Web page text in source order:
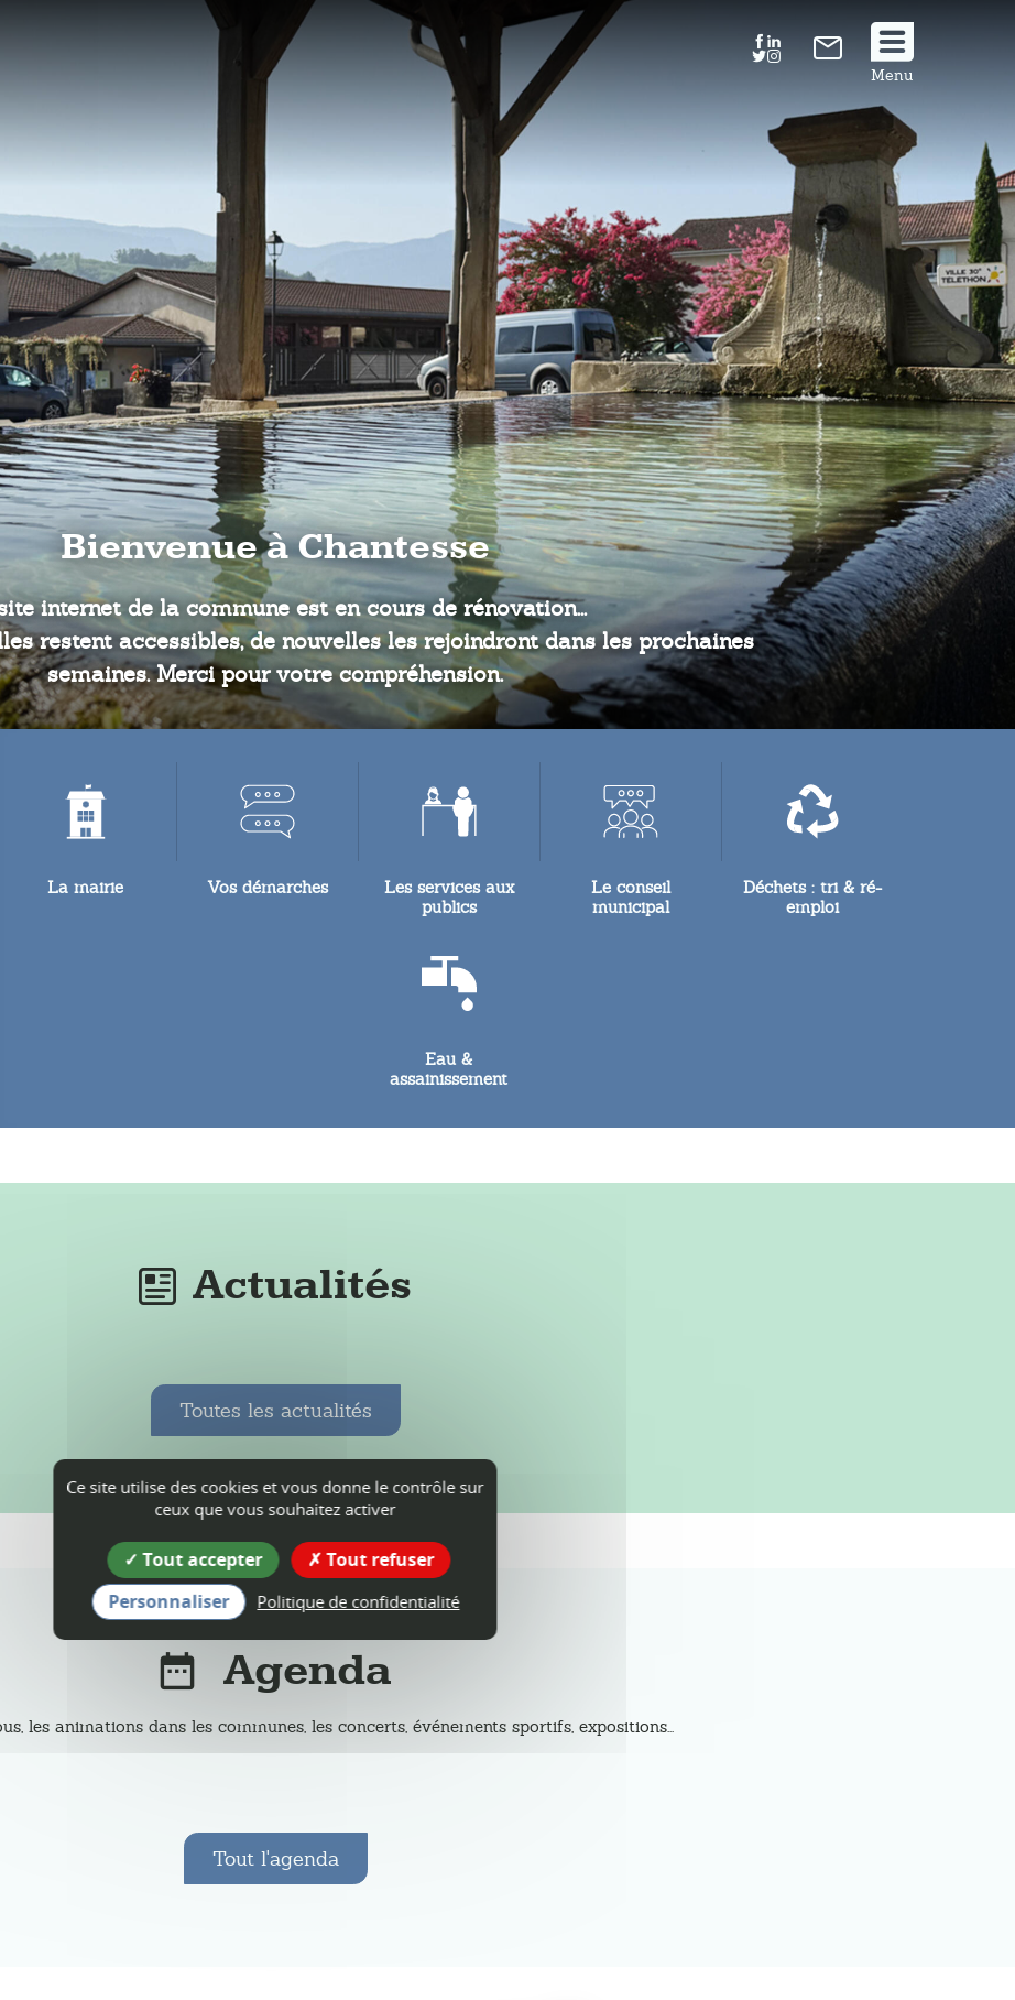
Suivez Menu
Bienvenue à Chantesse
internet de la commune est en cours de rénovation...
restent accessibles, de nouvelles les rejoindront dans les prochaines
semaines. Merci pour votre compréhension.
La mairie Vos démarches
Les services aux
publics
Le conseil
municipal
Déchets : tri & ré-
emploi
Eau &
assainissement
Actualités
Toutes les actualités
Agenda
les animations dans les communes, les concerts, événements sportifs, expositions...
Tout l'agenda
Ce site utilise des cookies et vous donne le contrôle sur
ceux que vous souhaitez activer
Tout accepter
Tout refuser
Personnaliser
Politique de confidentialité